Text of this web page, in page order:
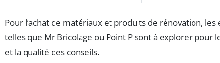
Pour l’achat de matériaux et produits de rénovation, les
telles que Mr Bricolage ou Point P sont à explorer pour
et la qualité des conseils.